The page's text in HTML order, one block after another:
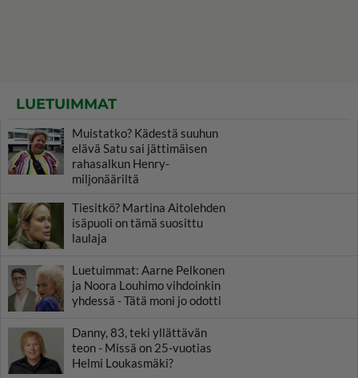
LUETUIMMAT
Muistatko? Kädestä suuhun
elävä Satu sai jättimäisen
rahasalkun Henry-
miljonääriltä
Tiesitkö? Martina Aitolehden
isäpuoli on tämä suosittu
laulaja
Luetuimmat: Aarne Pelkonen
ja Noora Louhimo vihdoinkin
yhdessä - Tätä moni jo odotti
Danny, 83, teki yllättävän
teon - Missä on 25-vuotias
Helmi Loukasmäki?